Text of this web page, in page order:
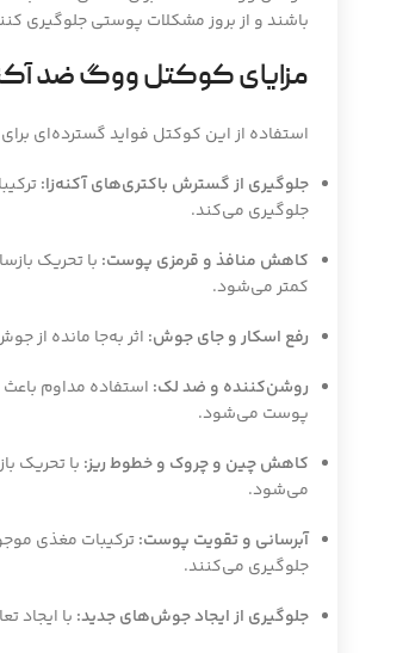
باشند و از بروز مشکلات پوستی جلوگیری
مزایای کوکتل ووگ ضد
استفاده از این کوکتل فواید گسترده‌ای
جلوگیری از گسترش باکتری‌های آکنه‌زا:
جلوگیری می‌کند.
کاهش منافذ و قرمزی پوست: با تحریک
کمتر می‌شود.
رفع اسکار و جای جوش: اثر به‌جا مانده
روشن‌کننده و ضد لک: استفاده مداوم
پوست می‌شود.
کاهش چین و چروک و خطوط ریز: با تحریک
می‌شود.
آبرسانی و تقویت پوست:ترکیبات مغذی
جلوگیری می‌کنند.
جلوگیری از ایجاد جوش‌های جدید: با ایجاد